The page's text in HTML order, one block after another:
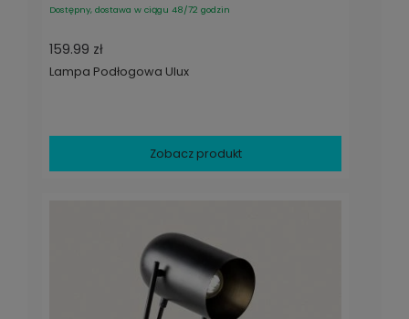
Dostępny, dostawa w ciągu 48/72 godzin
159.99 zł
Lampa Podłogowa Ulux
Zobacz produkt